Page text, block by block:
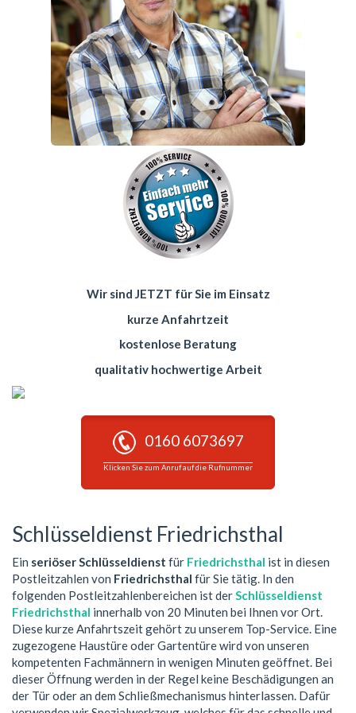
Wir sind JETZT für Sie im Einsatz
kurze Anfahrtzeit
kostenlose Beratung
qualitativ hochwertige Arbeit
0160 6073697
Klicken Sie zum Anruf auf die Rufnummer
Schlüsseldienst Friedrichsthal
Ein seriöser Schlüsseldienst für Friedrichsthal ist in diesen
Postleitzahlen von Friedrichsthal für Sie tätig. In den
folgenden Postleitzahlenbereichen ist derSchlüsseldienst
Friedrichsthal innerhalb von 20 Minuten bei Ihnen vor Ort.
Diese kurze Anfahrtszeit gehört zu unserem Top-Service. Eine
zugezogene Haustüre oder Gartentüre wird von unseren
kompetenten Fachmännern in wenigen Minuten geöffnet. Bei
dieser Öffnung werden in der Regel keine Beschädigungen an
der Tür oder an dem Schließmechanismus hinterlassen. Dafür